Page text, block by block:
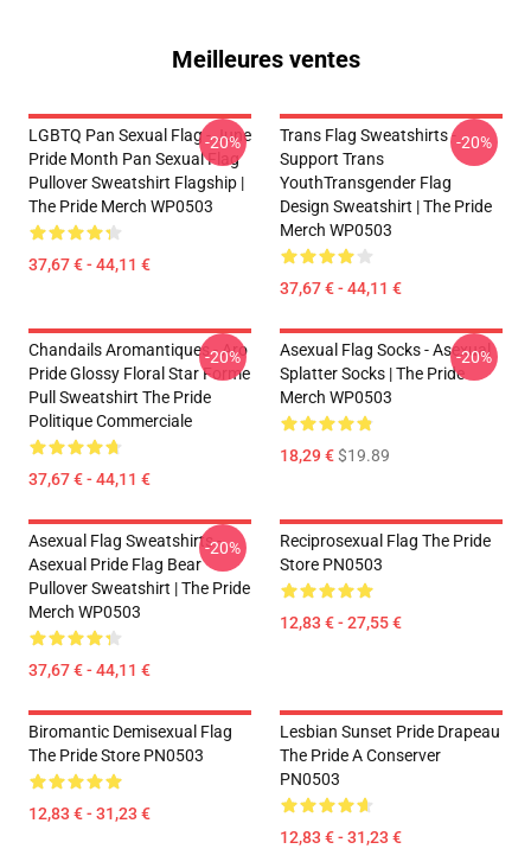
Meilleures ventes
LGBTQ Pan Sexual Flag - June
Pride Month Pan Sexual Flag
Pullover Sweatshirt Flagship |
The Pride Merch WP0503
37,67 € - 44,11 €
-20%
Trans Flag Sweatshirts -
Support Trans
YouthTransgender Flag
Design Sweatshirt | The Pride
Merch WP0503
37,67 € - 44,11 €
-20%
Chandails Aromantiques - Aro
Pride Glossy Floral Star Forme
Pull Sweatshirt The Pride
Politique Commerciale
37,67 € - 44,11 €
-20%
Asexual Flag Socks - Asexual
Splatter Socks | The Pride
Merch WP0503
18,29 €$19.89
-20%
Asexual Flag Sweatshirts -
Asexual Pride Flag Bear
Pullover Sweatshirt | The Pride
Merch WP0503
37,67 € - 44,11 €
-20%
Reciprosexual Flag The Pride
Store PN0503
12,83 € - 27,55 €
Biromantic Demisexual Flag
The Pride Store PN0503
12,83 € - 31,23 €
Lesbian Sunset Pride Drapeau
The Pride A Conserver
PN0503
12,83 € - 31,23 €